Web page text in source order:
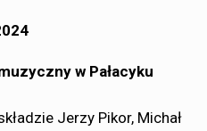
w Pałacyku
Jerzy Pikor, Michał